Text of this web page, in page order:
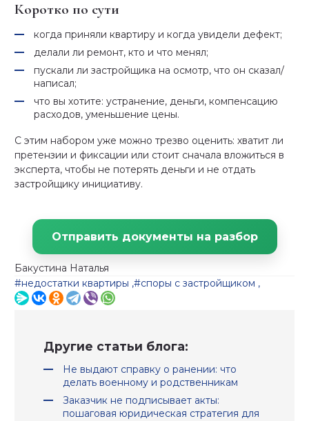
Коротко по сути
когда приняли квартиру и когда увидели дефект;
делали ли ремонт, кто и что менял;
пускали ли застройщика на осмотр, что он сказал/
написал;
что вы хотите: устранение, деньги, компенсацию
расходов, уменьшение цены.
С этим набором уже можно трезво оценить: хватит ли
претензии и фиксации или стоит сначала вложиться в
эксперта, чтобы не потерять деньги и не отдать
застройщику инициативу.
Отправить документы на разбор
Бакустина Наталья
#недостатки квартиры ,#споры с застройщиком ,
Другие статьи блога:
Не выдают справку о ранении: что
делать военному и родственникам
Заказчик не подписывает акты:
пошаговая юридическая стратегия для